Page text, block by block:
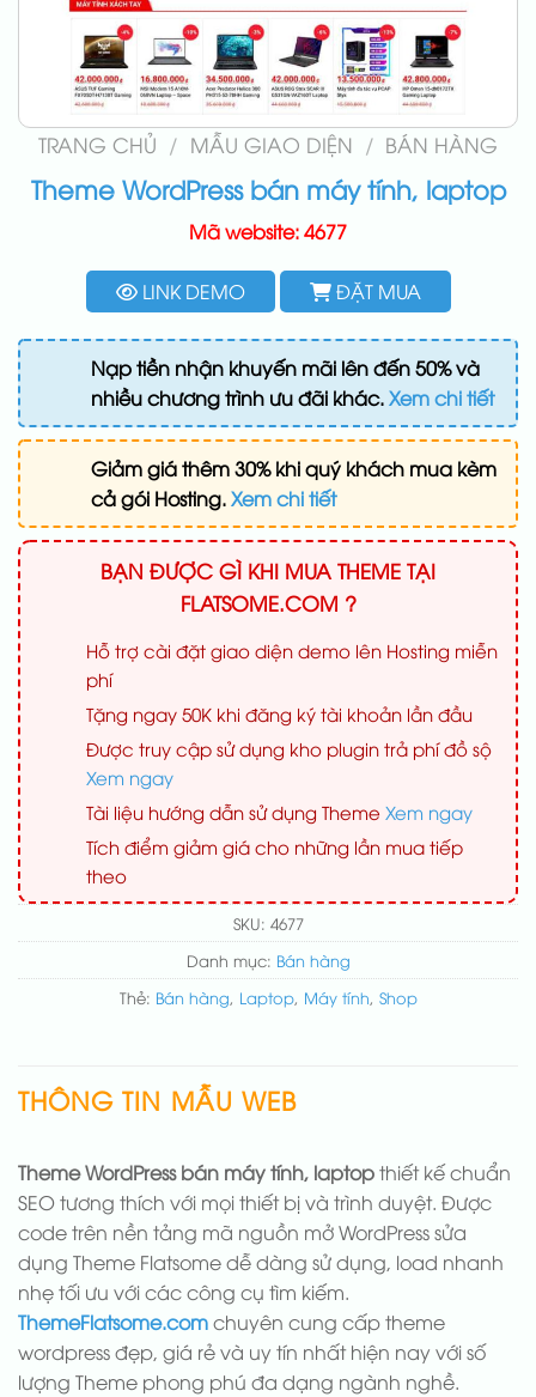
TRANG CHỦ / MẪU GIAO DIỆN / BÁN HÀNG
Theme WordPress bán máy tính, laptop
Mã website: 4677
LINK DEMO ĐẶT MUA
Nạp tiền nhận khuyến mãi lên đến 50% và
nhiều chương trình ưu đãi khác.Xem chi tiết
Giảm giá thêm 30% khi quý khách mua kèm
cả gói Hosting.Xem chi tiết
BẠN ĐƯỢC GÌ KHI MUA THEME TẠI
FLATSOME.COM ?
Hỗ trợ cài đặt giao diện demo lên Hosting miễn
phí
Tặng ngay 50K khi đăng ký tài khoản lần đầu
Được truy cập sử dụng kho plugin trả phí đồ sộ
Xem ngay
Tài liệu hướng dẫn sử dụng Theme Xem ngay
Tích điểm giảm giá cho những lần mua tiếp
theo
SKU: 4677
Danh mục: Bán hàng
Thẻ: Bán hàng Laptop, Máy tính Shop
THÔNG TIN MẪU WEB
Theme WordPress bán máy tính, laptopthiết kế chuẩn
SEO tương thích với mọi thiết bị và trình duyệt. Được
code trên nền tảng mã nguồn mở WordPress sửa
dụng Theme Flatsome dễ dàng sử dụng, load nhanh
nhẹ tối ưu với các công cụ tìm kiếm.
ThemeFlatsome.comchuyên cung cấp theme
wordpress đẹp, giá rẻ và uy tín nhất hiện nay với số
lượng Theme phong phú đa dạng ngành nghề.